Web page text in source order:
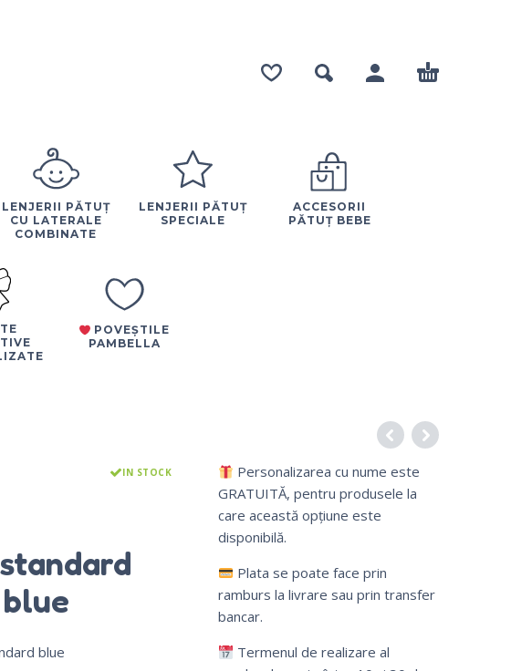
LENJERII PĂTUȚ
CU LATERALE
COMBINATE
LENJERII PĂTUȚ
SPECIALE
ACCESORII
PĂTUȚ BEBE
POVEȘTILE
PAMBELLA
IN STOCK
blue
Personalizarea cu nume este
GRATUITĂ, pentru produsele la
care această opțiune este
disponibilă.
Plata se poate face prin
ramburs la livrare sau prin transfer
bancar.
Termenul de realizare al